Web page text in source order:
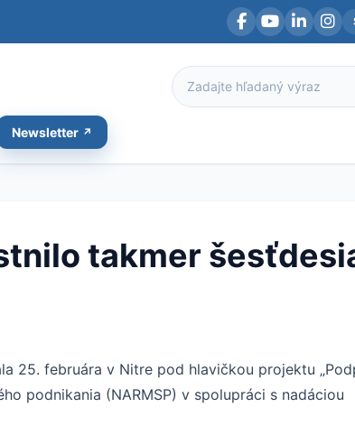
FacebookYouTubeLinkedIn
Hľadať
Newsletter
takmer
25. februára v Nitre pod hlavičkou projektu
podnikania (NARMSP) v spolupráci s nadáciou